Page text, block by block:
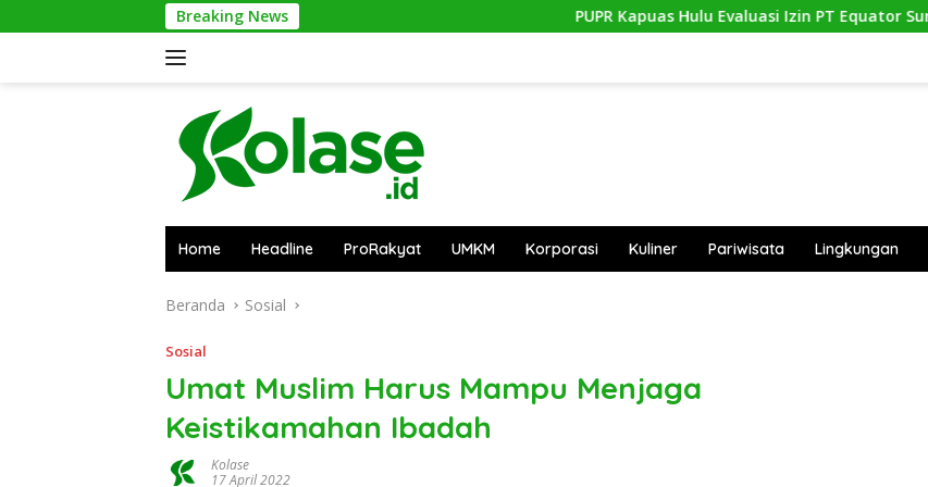
ke
Breaking News PUPR Kapuas Hulu Evaluasi Izin PT Equator Sumber Rezeki
Home Headline ProRakyat UMKM Korporasi Kuliner Pariwisata Lingkungan
Beranda Sosial
Sosial
Umat Muslim Harus Mampu Menjaga
Keistikamahan Ibadah
Kolase
17 April 2022